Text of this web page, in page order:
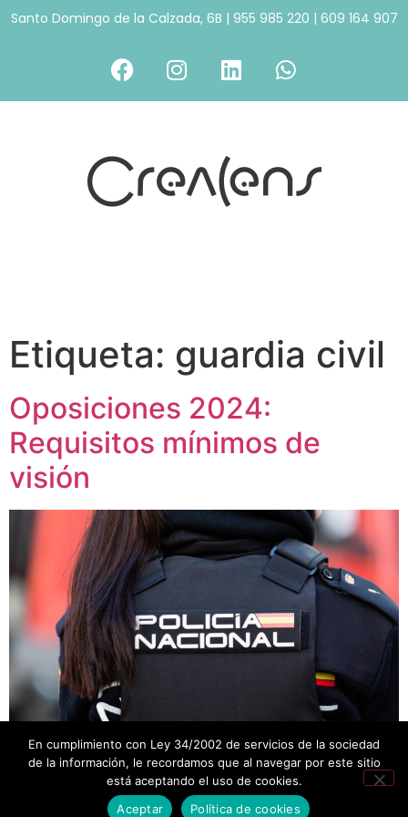
Santo Domingo de la Calzada, 6B | 955 985 220 | 609 164 907
Etiqueta: guardia civil
Oposiciones 2024:
Requisitos mínimos de
visión
¿Estás pensando en opositar para los Cuerpos de
Seguridad del Estado? Conoce los requisitos visuales
para ser Policía Nacional, Guardia Civil, Bombero… Y
cómo podemos ayudarte.
En cumplimiento con Ley 34/2002 de servicios de la sociedad
de la información, le recordamos que al navegar por este sitio
está aceptando el uso de cookies.
Aceptar
Política de cookies